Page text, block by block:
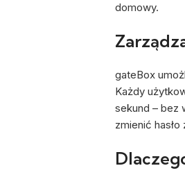
domowy.
gateBox
Każdy
sekund – bez
zmienić